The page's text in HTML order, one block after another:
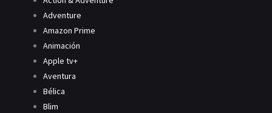
Adventure
Amazon Prime
Animación
Apple tv+
Aventura
Bélica
Blim